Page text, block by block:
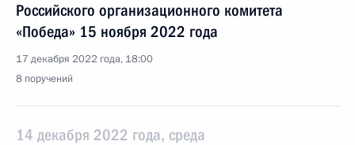
Российского организационного комитета
«Победа» 15 ноября 2022 года
17 декабря 2022 года, 18:00
8 поручений
14 декабря 2022 года, среда